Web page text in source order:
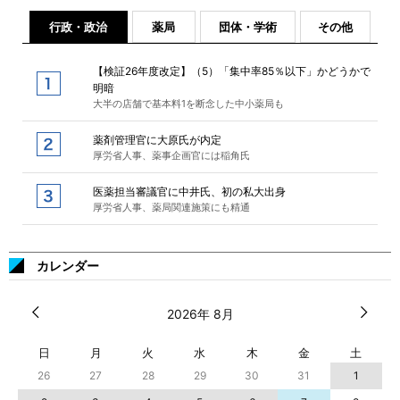
行政・政治 薬局 団体・学術 その他
【検証26年度改定】（5）「集中率85％以下」かどうかで
明暗
大半の店舗で基本料1を断念した中小薬局も
薬剤管理官に大原氏が内定
厚労省人事、薬事企画官には稲角氏
医薬担当審議官に中井氏、初の私大出身
厚労省人事、薬局関連施策にも精通
カレンダー
2026年 8月
日 月 火 水 木 金 土
26 27 28 29 30 31
1